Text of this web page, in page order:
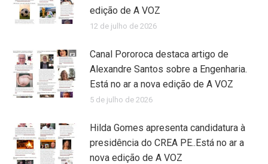
edição de A VOZ
12 de julho de 2026
Canal Pororoca destaca artigo de
Alexandre Santos sobre a Engenharia.
Está no ar a nova edição de A VOZ
5 de julho de 2026
Hilda Gomes apresenta candidatura à
presidência do CREA PE..Está no ar a
nova edição de A VOZ